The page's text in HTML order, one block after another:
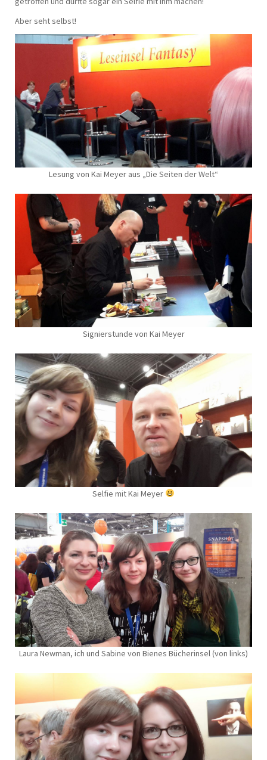
Aber seht selbst!
Lesung von Kai Meyer aus „Die Seiten der Welt“
Signierstunde von Kai Meyer
Selfie mit Kai Meyer
Laura Newman, ich und Sabine von Bienes Bücherinsel (von links)